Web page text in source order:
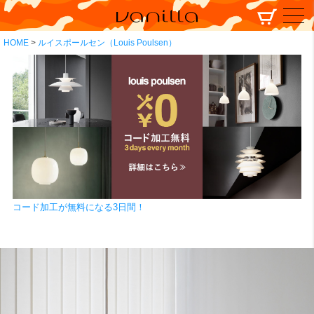
HOME ルイスポールセン（Louis Poulsen）
コード加工が無料になる3日間！